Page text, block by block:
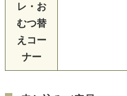
レ・お
むつ替
えコー
ナー